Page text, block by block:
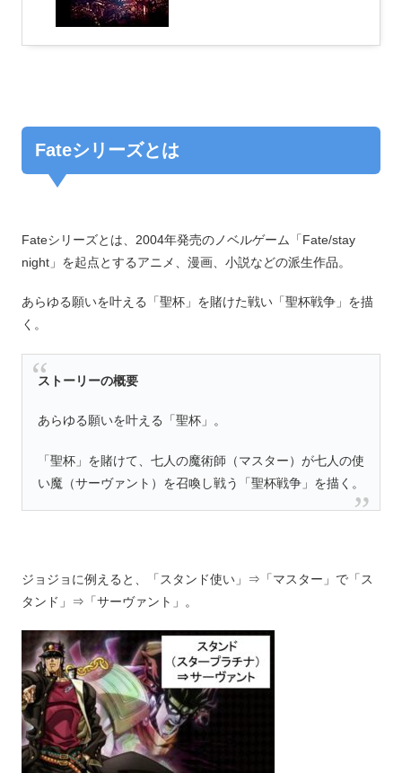
Fateシリーズとは
Fateシリーズとは、2004年発売のノベルゲーム「Fate/stay
night」を起点とするアニメ、漫画、小説などの派生作品。
あらゆる願いを叶える「聖杯」を賭けた戦い「聖杯戦争」を描
く。
ストーリーの概要
あらゆる願いを叶える「聖杯」。
「聖杯」を賭けて、七人の魔術師（マスター）が七人の使
い魔（サーヴァント）を召喚し戦う「聖杯戦争」を描く。
ジョジョに例えると、「スタンド使い」⇒「マスター」で「ス
タンド」⇒「サーヴァント」。